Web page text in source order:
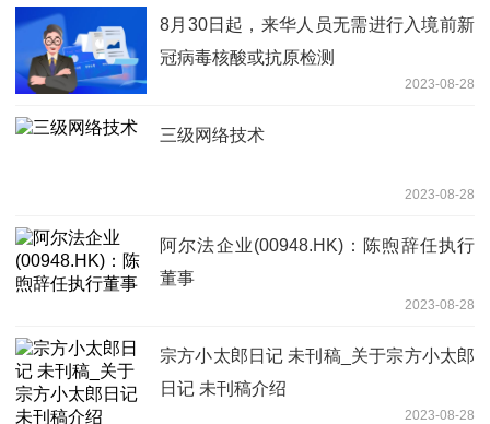
8月30日起，来华人员无需进行入境前新
冠病毒核酸或抗原检测
2023-08-28
三级网络技术
2023-08-28
阿尔法企业(00948.HK)：陈煦辞任执行
董事
2023-08-28
宗方小太郎日记 未刊稿_关于宗方小太郎
日记 未刊稿介绍
2023-08-28